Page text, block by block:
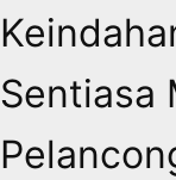
Sentiasa